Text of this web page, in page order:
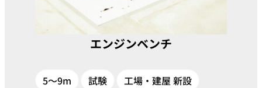
エンジンベンチ
5～9m 試験 工場・建屋 新設